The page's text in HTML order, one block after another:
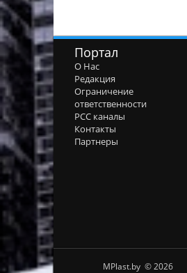
Портал
О Нас
Редакция
Ограничение
ответственности
РСС каналы
Контакты
Партнеры
MPlast.by © 2026